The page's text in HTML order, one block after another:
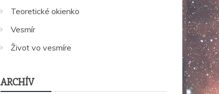
Teoretické okienko
Vesmír
Život vo vesmíre
ARCHÍV